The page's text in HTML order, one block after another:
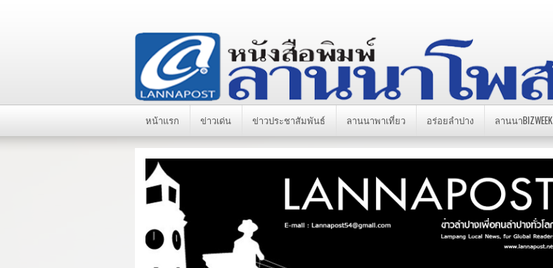
หน้าแรก ข่าวเด่น ข่าวประชาสัมพันธ์ ลานนาพาเที่ยว อร่อยลำปาง ลานนาBIZWEEK